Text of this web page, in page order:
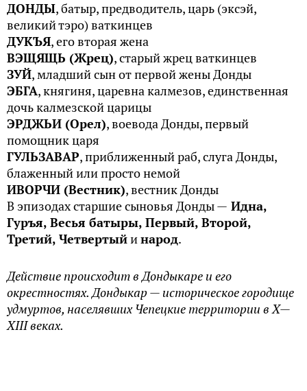
ДОНДЫ, батыр, предводитель, царь (эксэй,
великий тэро) ваткинцев
ДУКЪЯ, его вторая жена
ВЭЩЯЩЬ (Жрец), старый жрец ваткинцев
ЗУЙ, младший сын от первой жены Донды
ЭБГА, княгиня, царевна калмезов, единственная
дочь калмезской царицы
ЭРДЖЬИ (Орел), воевода Донды, первый
помощник царя
ГУЛЬЗАВАР, приближенный раб, слуга Донды,
блаженный или просто немой
ИВОРЧИ (Вестник), вестник Донды
В эпизодах старшие сыновья Донды — Идна,
Гуръя, Весья батыры, Первый, Второй,
Третий, Четвертыйинарод.
Действие происходит в Дондыкаре и его
окрестностях. Дондыкар — историческое городище
удмуртов, населявших Чепецкие территории в X—
XIII веках.